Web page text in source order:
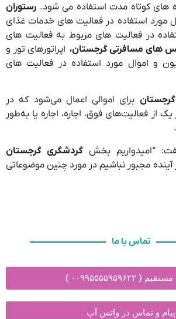
های کوتاه مدت استفاده می شود. رستوران
مورد استفاده در فعالیت های خدمات غذای
در فعالیت های مربوط به فعالیت های
های مسافرتی گرجستان، اپراتورهای تور و
و اموال مورد استفاده در فعالیت های
برای اموالی اعمال می‌شود که در
از فعالیت‌های فوق، اجاره، اجاره یا به‌طور
“امیدواریم بخش گردشگری گرجستان
آینده مجبور نباشیم در مورد چنین موضوعاتی
تماس با ما
( ۰۰۹۹۵۵۵۵۹۵۹۶۲۲ )
پیام و تماس در واتس آپ